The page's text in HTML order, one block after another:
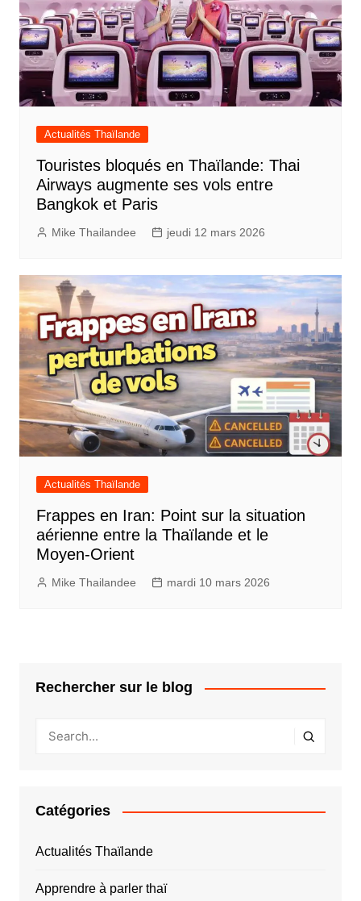
Actualités Thaïlande
Touristes bloqués en Thaïlande: Thai
Airways augmente ses vols entre
Bangkok et Paris
Mike Thailandee jeudi 12 mars 2026
Actualités Thaïlande
Frappes en Iran: Point sur la situation
aérienne entre la Thaïlande et le
Moyen-Orient
Mike Thailandee mardi 10 mars 2026
Rechercher sur le blog
Catégories
Actualités Thaïlande
Apprendre à parler thaï